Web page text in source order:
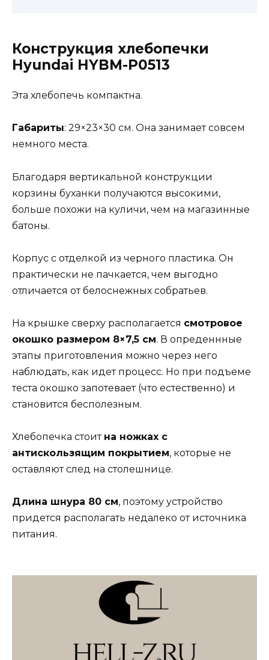
Конструкция хлебопечки
Hyundai HYBM-P0513
Эта хлебопечь компактна.
Габариты: 29×23×30 см. Она занимает совсем
немного места.
Благодаря вертикальной конструкции
корзины буханки получаются высокими,
больше похожи на куличи, чем на магазинные
батоны.
Корпус с отделкой из черного пластика. Он
практически не пачкается, чем выгодно
отличается от белоснежных собратьев.
На крышке сверху располагается смотровое
окошко размером 8×7,5 см. В опреденнные
этапы приготовления можно через него
наблюдать, как идет процесс. Но при подъеме
теста окошко запотевает (что естественно) и
становится бесполезным.
Хлебопечка стоит на ножках с
антискользящим покрытием, которые не
оставляют след на столешнице.
Длина шнура 80 см, поэтому устройство
придется располагать недалеко от источника
питания.